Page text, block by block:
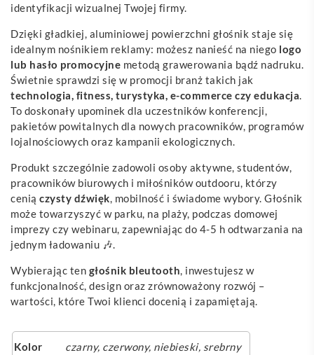
identyfikacji wizualnej Twojej firmy.
Dzięki gładkiej, aluminiowej powierzchni głośnik staje się
idealnym nośnikiem reklamy: możesz nanieść na niego logo
lub hasło promocyjne metodą grawerowania bądź nadruku.
Świetnie sprawdzi się w promocji branż takich jak
technologia, fitness, turystyka, e-commerce czy edukacja.
To doskonały upominek dla uczestników konferencji,
pakietów powitalnych dla nowych pracowników, programów
lojalnościowych oraz kampanii ekologicznych.
Produkt szczególnie zadowoli osoby aktywne, studentów,
pracowników biurowych i miłośników outdooru, którzy
cenią czysty dźwięk, mobilność i świadome wybory. Głośnik
może towarzyszyć w parku, na plaży, podczas domowej
imprezy czy webinaru, zapewniając do 4-5 h odtwarzania na
jednym ładowaniu 🎶.
Wybierając ten głośnik bleutooth, inwestujesz w
funkcjonalność, design oraz zrównoważony rozwój –
wartości, które Twoi klienci docenią i zapamiętają.
Kolor czarny, czerwony, niebieski, srebrny